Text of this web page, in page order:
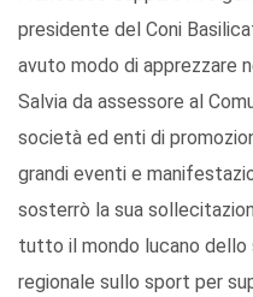
presidente del Coni
avuto modo di apprezzare
Salvia da assessore al
società ed enti di
grandi eventi e
sosterrò la sua
tutto il mondo lucano dello
regionale sullo sport per